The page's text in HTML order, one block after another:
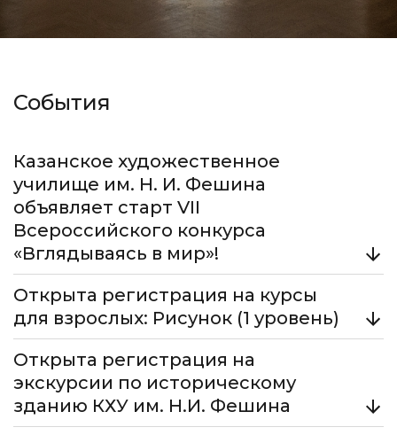
События
Казанское художественное
училище им. Н. И. Фешина
объявляет старт VII
Всероссийского конкурса
«Вглядываясь в мир»!
В 2026 году конкурс приурочен к 120-летнему
юбилею Агнии Барто.
Подробнее
Открыта регистрация на курсы
для взрослых: Рисунок (1 уровень)
Старт занятий - 18 марта. Программа первого
уровня рассчитана на тех, кто хочет освоить
основы академического рисунка и графические
техники с нуля.
Открыта регистрация на
экскурсии по историческому
зданию КХУ им. Н.И. Фешина